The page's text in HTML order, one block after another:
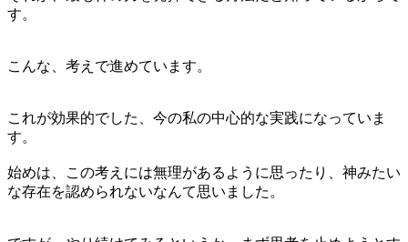
す。
こんな、考えで進めています。
これが効果的でした、今の私の中心的な実践になっていま
す。
始めは、この考えには無理があるように思ったり、神みたい
な存在を認められないなんて思いました。